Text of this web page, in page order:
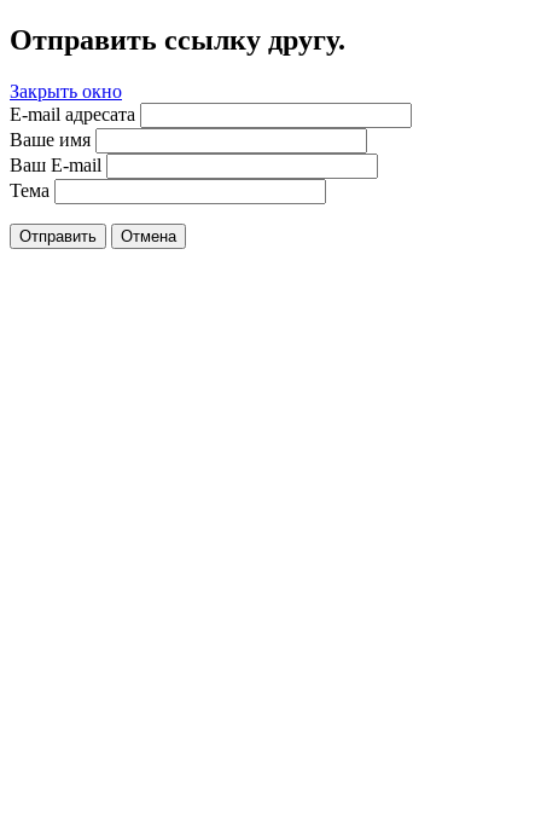
Отправить ссылку другу.
Закрыть окно
E-mail адресата
Ваше имя
Ваш E-mail
Тема
Отправить Отмена